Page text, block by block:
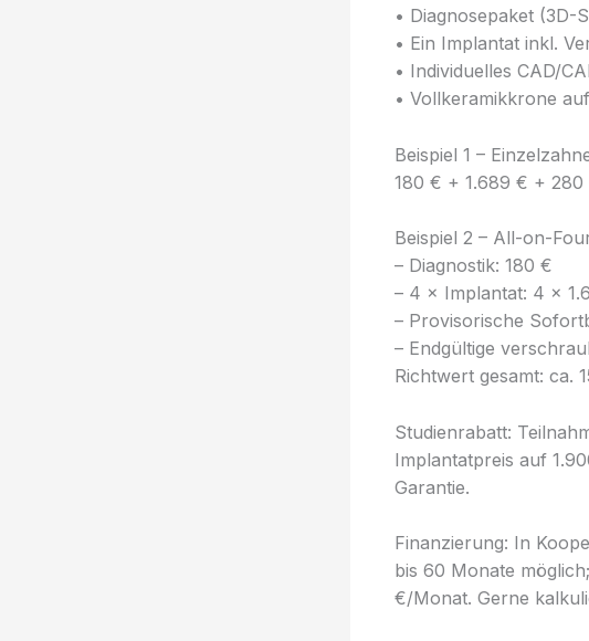
• Diagnosepaket (3D-
• Ein Implantat inkl.
• Individuelles CAD/
• Vollkeramikkrone
Beispiel 1 –
180 € + 1.689 € +
Beispiel 2 – All-on-
– Diagnostik: 180 €
– 4 × Implantat: 4 ×
– Provisorische
– Endgültige
Richtwert gesamt: ca.
Studienrabatt:
Implantatpreis auf
Garantie.
Finanzierung: In
bis 60 Monate
€/Monat. Gerne